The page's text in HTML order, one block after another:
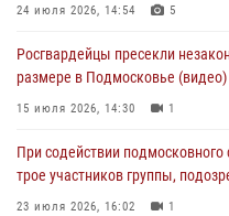
отработали навыки огневой
04 августа 2026, 12:21 4
сигналам «Тревога» с
04 августа 2026, 12:15
24 июля 2026, 14:54 5
Росгвардейцы пресекли
размере в Подмосковье (видео)
15 июля 2026, 14:30 1
При содействии
трое участников группы,
23 июля 2026, 16:02 1